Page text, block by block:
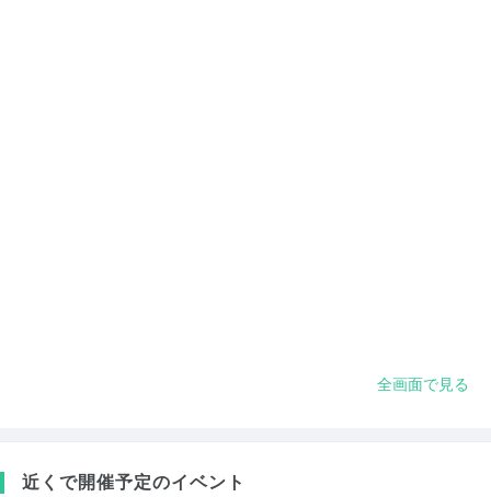
全画面で見る
近くで開催予定のイベント